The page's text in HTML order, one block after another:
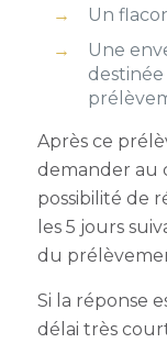
Un
Une
Après ce
demander au
possibilité de
les 5 jours
du
Si la réponse
délai très